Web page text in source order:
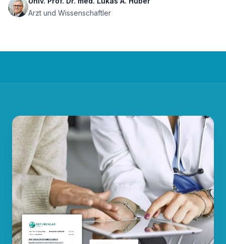
Arzt und Wissenschaftler